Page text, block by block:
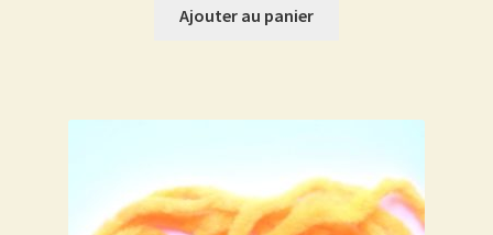
Ajouter au panier